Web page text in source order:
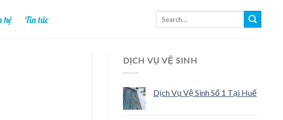
hệ Tin tức
DỊCH VỤ VỆ SINH
Dịch Vụ Vệ Sinh Số 1 Tại Huế